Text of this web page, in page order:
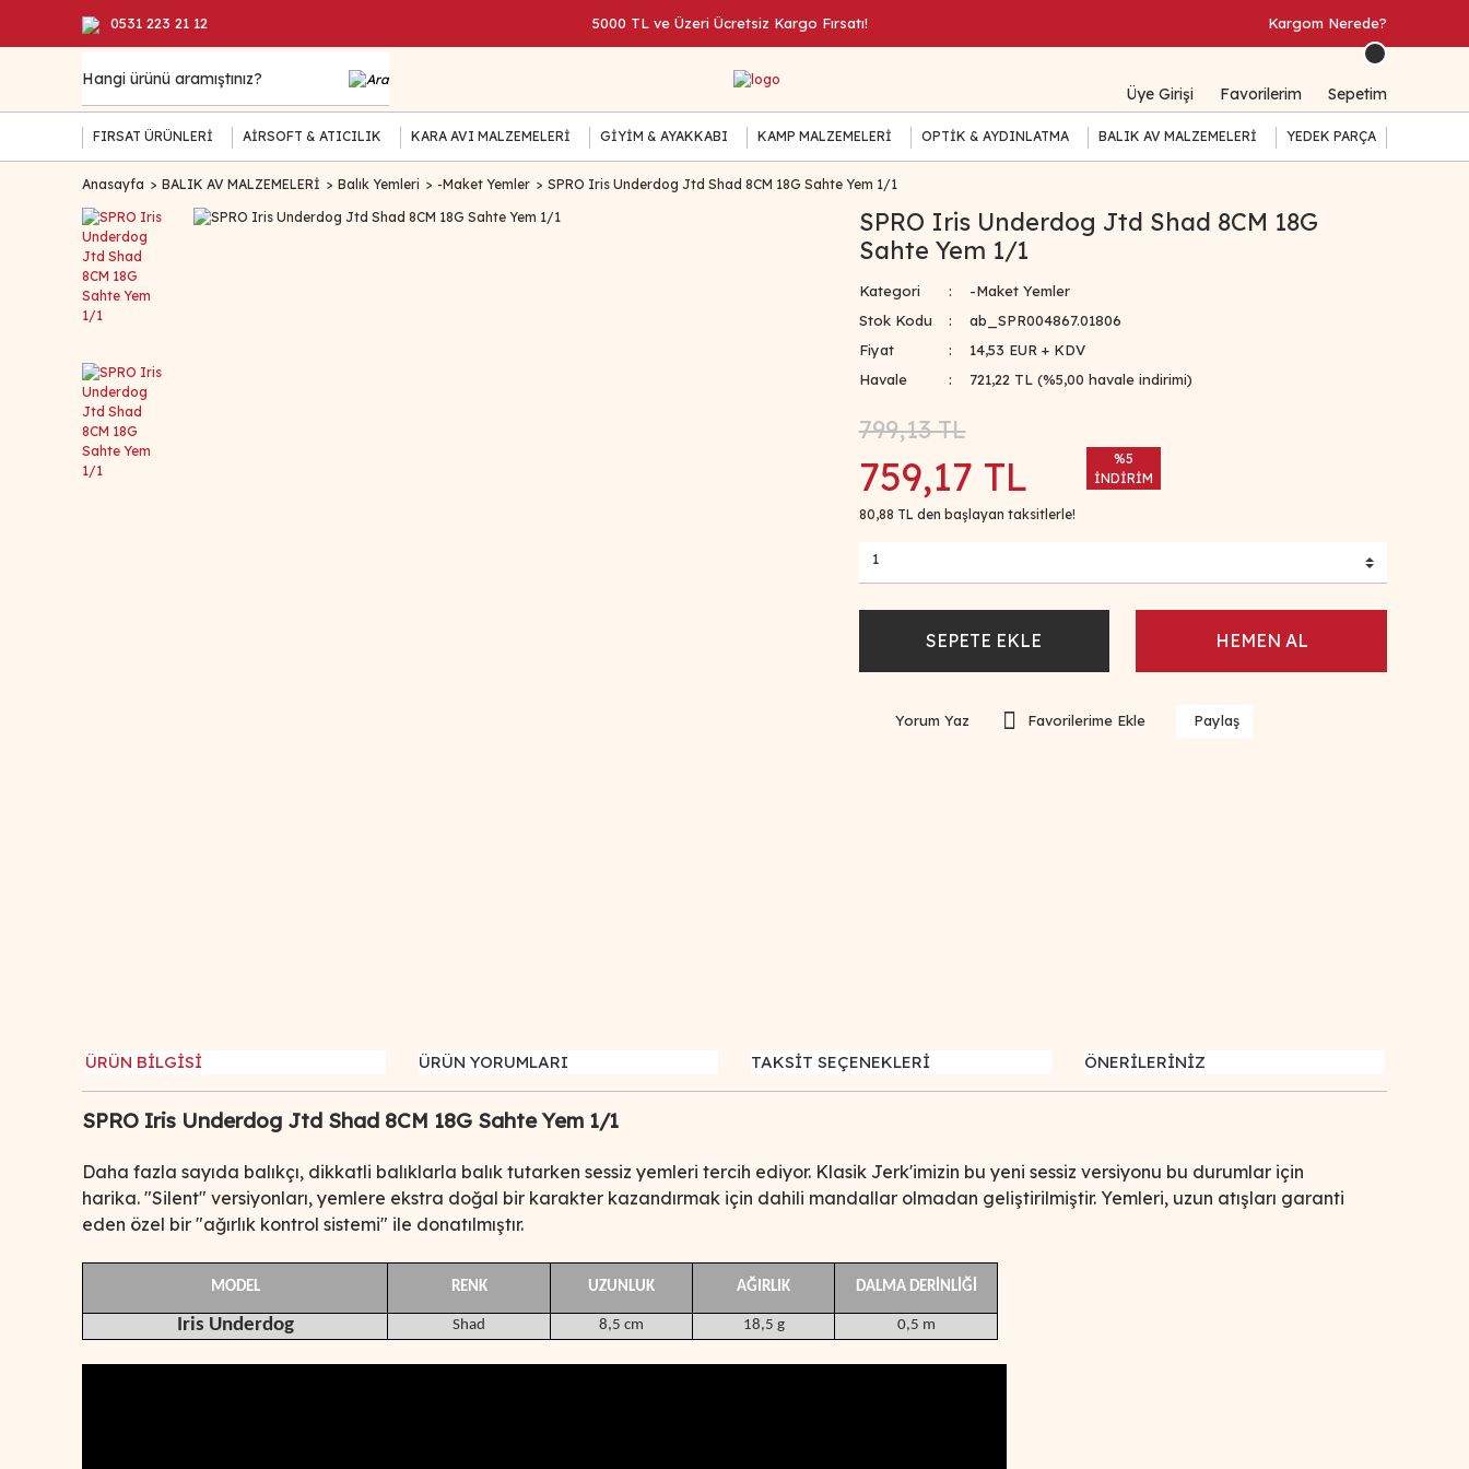
0531 223 21 12 5000 TL ve Üzeri Ücretsiz Kargo Fırsatı! Kargom Nerede?
Üye Girişi Favorilerim Sepetim
FIRSAT ÜRÜNLERİ AİRSOFT & ATICILIK KARA AVI MALZEMELERİ GİYİM & AYAKKABI KAMP MALZEMELERİ OPTİK & AYDINLATMA BALIK AV MALZEMELERİ YEDEK PARÇA
Anasayfa BALIK AV MALZEMELERİ Balık Yemleri -Maket Yemler SPRO Iris Underdog Jtd Shad 8CM 18G Sahte Yem 1/1
SPRO Iris Underdog Jtd Shad 8CM 18G
Sahte Yem 1/1
Kategori
-Maket Yemler
Stok Kodu
ab_SPR004867.01806
Fiyat
14,53 EUR + KDV
Havale
721,22 TL (%5,00 havale indirimi)
799,13 TL
759,17 TL
80,88 TL den başlayan taksitlerle!
%5
İNDİRİM
SEPETE EKLE HEMEN AL
Yorum Yaz Paylaş
ÜRÜN BİLGİSİ ÜRÜN YORUMLARI TAKSİT SEÇENEKLERİ ÖNERİLERİNİZ
SPRO Iris Underdog Jtd Shad 8CM 18G Sahte Yem 1/1
Daha fazla sayıda balıkçı, dikkatli balıklarla balık tutarken sessiz yemleri tercih ediyor. Klasik Jerk'imizin bu yeni sessiz versiyonu bu durumlar için
harika. "Silent" versiyonları, yemlere ekstra doğal bir karakter kazandırmak için dahili mandallar olmadan geliştirilmiştir. Yemleri, uzun atışları garanti
eden özel bir "ağırlık kontrol sistemi" ile donatılmıştır.
MODEL RENK UZUNLUK AĞIRLIK DALMA DERİNLİĞİ
Iris Underdog Shad 8,5 cm 18,5 g 0,5 m